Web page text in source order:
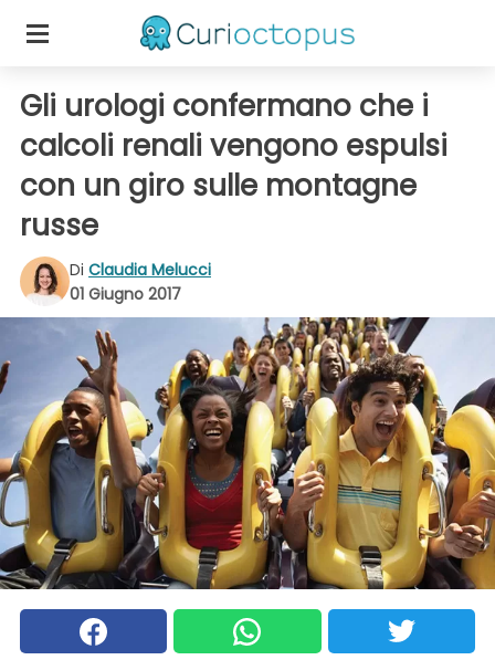
Gli urologi confermano che i
calcoli renali vengono espulsi
con un giro sulle montagne
russe
Di Claudia Melucci
01 Giugno 2017